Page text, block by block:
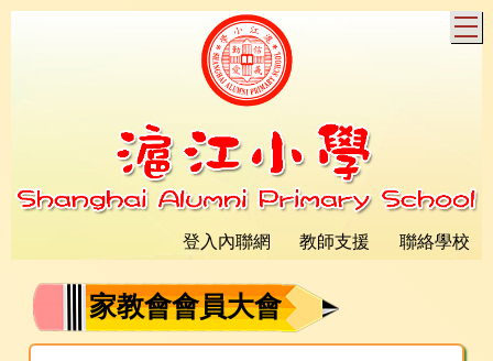
登入內聯網 教師支援 聯絡學校
家教會會員大會